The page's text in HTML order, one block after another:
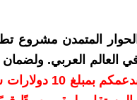
الحوار المتمدن مشروع
العالم العربي.
بدعمكم